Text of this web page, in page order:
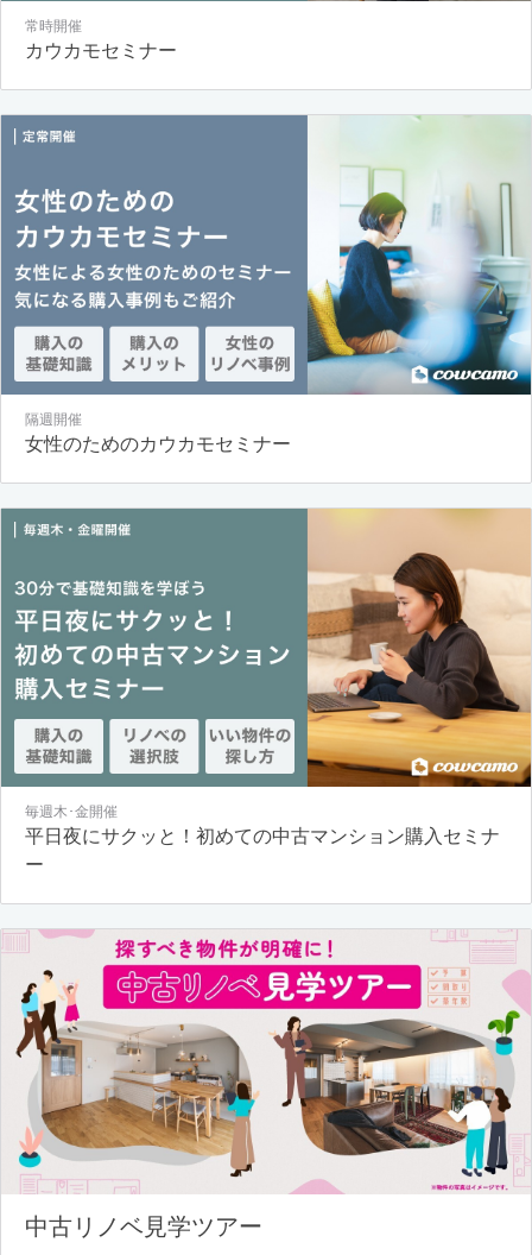
常時開催
カウカモセミナー
隔週開催
女性のためのカウカモセミナー
毎週木･金開催
平日夜にサクッと！初めての中古マンション購入セミナ
ー
中古リノベ見学ツアー